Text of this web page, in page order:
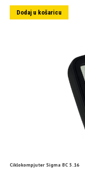
Dodaj u košaricu
Ciklokompjuter Sigma BC 5.16